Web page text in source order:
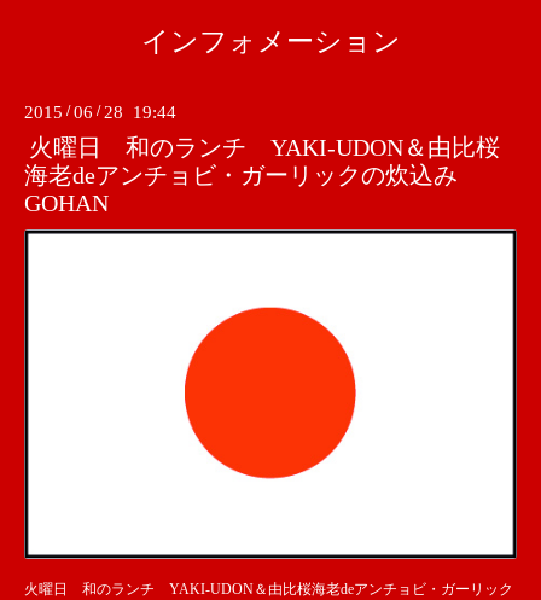
インフォメーション
2015 /06 / 28 19:44
火曜日 和のランチ YAKI-UDON＆由比桜
海老deアンチョビ・ガーリックの炊込み
GOHAN
火曜日 和のランチ YAKI-UDON＆由比桜海老deアンチョビ・ガーリック